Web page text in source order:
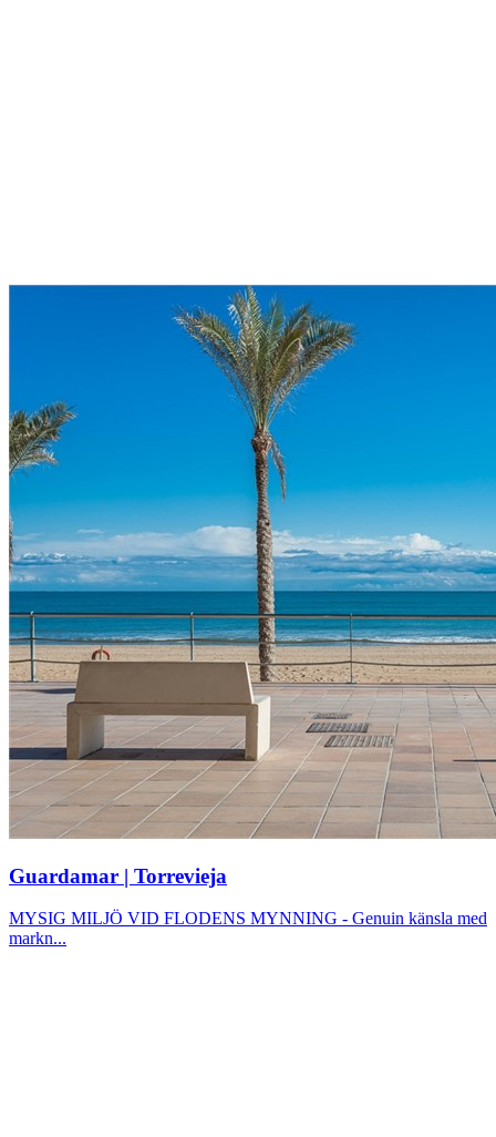
Guardamar | Torrevieja
MYSIG MILJÖ VID FLODENS MYNNING - Genuin känsla med
markn...